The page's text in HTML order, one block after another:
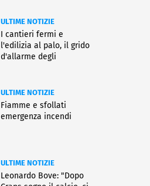
ULTIME NOTIZIE
I cantieri fermi e
l'edilizia al palo, il grido
d'allarme degli
ULTIME NOTIZIE
Fiamme e sfollati
emergenza incendi
ULTIME NOTIZIE
Leonardo Bove: "Dopo